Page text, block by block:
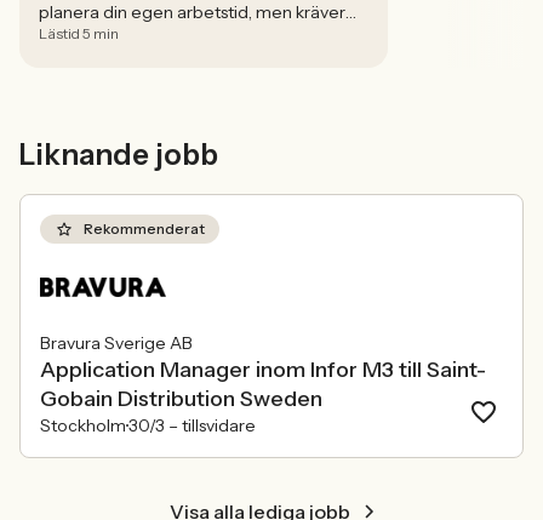
planera din egen arbetstid, men kräver
tydliga gränser, ansvar och god
Lästid 5 min
Liknande jobb
Rekommenderat
Bravura Sverige AB
Application Manager inom Infor M3 till Saint-
Gobain Distribution Sweden
Stockholm30/3 – tillsvidare
Visa alla lediga jobb